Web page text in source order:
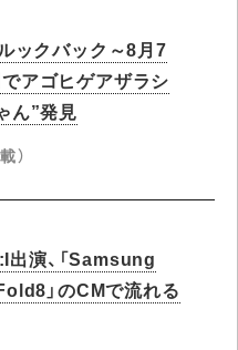
クバック～8月7
アゴヒゲアザラシ
ん”発見
）
演、「Samsung
」のCMで流れる